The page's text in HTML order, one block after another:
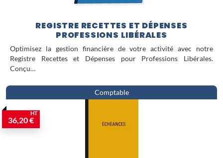
REGISTRE RECETTES ET DÉPENSES
PROFESSIONS LIBÉRALES
Optimisez la gestion financière de votre activité avec notre
Registre Recettes et Dépenses pour Professions Libérales.
Conçu…
Comptable
36,20 €
HT